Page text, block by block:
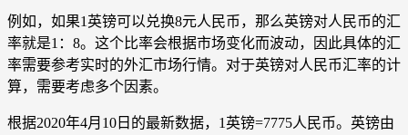
例如，如果1英镑可以兑换8元人民币，那么英镑对人民币的汇
率就是1：8。这个比率会根据市场变化而波动，因此具体的汇
率需要参考实时的外汇市场行情。对于英镑对人民币汇率的计
算，需要考虑多个因素。
根据2020年4月10日的最新数据，1英镑=7775人民币。英镑由